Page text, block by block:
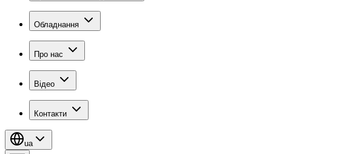
Обладнання
Про нас
Відео
Контакти
ua